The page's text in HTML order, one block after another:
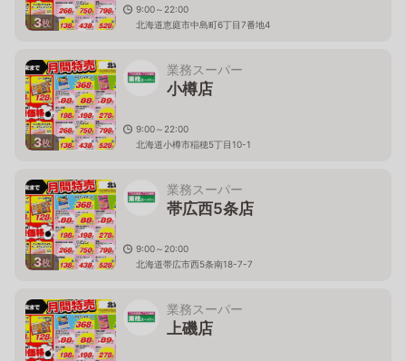
3枚
9:00～22:00
北海道恵庭市中島町6丁目7番地4
3枚
業務スーパー
小樽店
9:00～22:00
北海道小樽市稲穂5丁目10-1
3枚
業務スーパー
帯広西5条店
9:00～20:00
北海道帯広市西5条南18-7-7
業務スーパー
上磯店